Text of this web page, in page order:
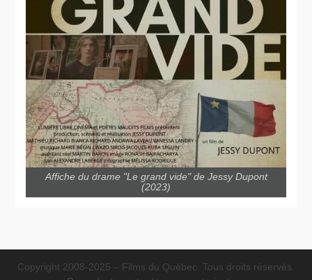
Affiche du drame "Le grand vide" de Jessy Dupont
(2023)
Copyright 2008-2025 – Films du Québec. Tous droits réservés.